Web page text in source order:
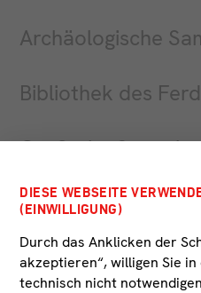
Archäologische
Bibliothek des
Grafische
Historische
DIESE WEBSEITE
(EINWILLIGUNG)
Durch das Anklicken der
akzeptieren“, willigen Sie
technisch nicht